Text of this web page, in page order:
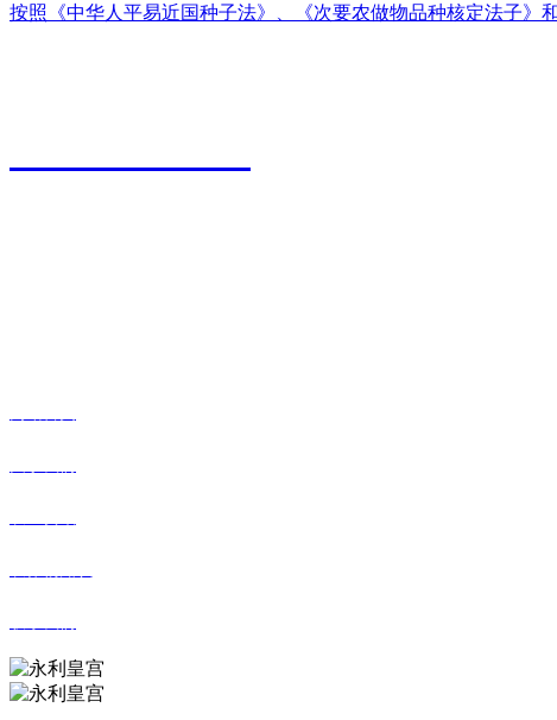
按照《中华人平易近国种子法》、《次要农做物品种核定法子》